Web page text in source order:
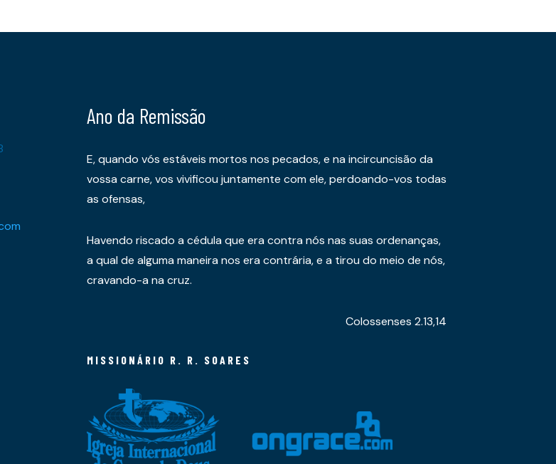
Ano da Remissão
E, quando vós estáveis mortos nos pecados, e na incircuncisão da
vossa carne, vos vivificou juntamente com ele, perdoando-vos todas
as ofensas,
Havendo riscado a cédula que era contra nós nas suas ordenanças,
a qual de alguma maneira nos era contrária, e a tirou do meio de nós,
cravando-a na cruz.
Colossenses 2.13,14
MISSIONÁRIO R. R. SOARES